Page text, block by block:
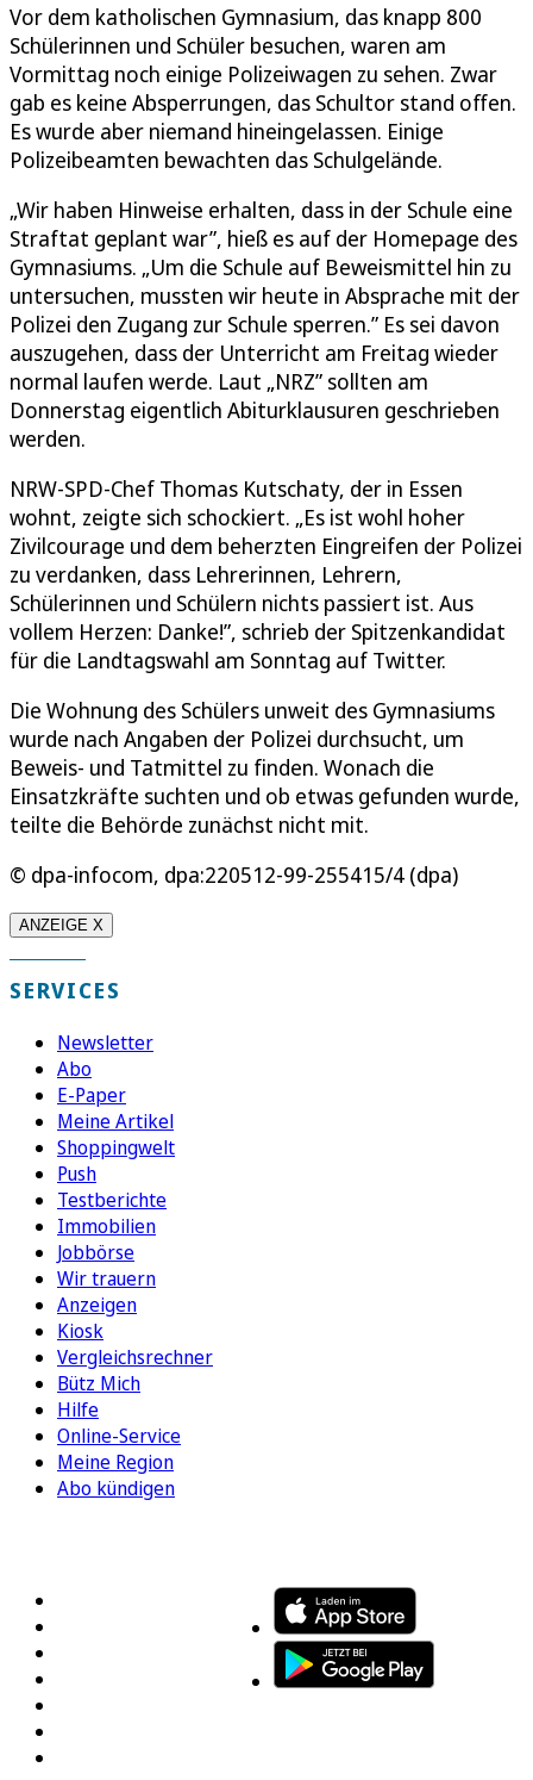
Vor dem katholischen Gymnasium, das knapp 800
Schülerinnen und Schüler besuchen, waren am
Vormittag noch einige Polizeiwagen zu sehen. Zwar
gab es keine Absperrungen, das Schultor stand offen.
Es wurde aber niemand hineingelassen. Einige
Polizeibeamten bewachten das Schulgelände.
„Wir haben Hinweise erhalten, dass in der Schule eine
Straftat geplant war”, hieß es auf der Homepage des
Gymnasiums. „Um die Schule auf Beweismittel hin zu
untersuchen, mussten wir heute in Absprache mit der
Polizei den Zugang zur Schule sperren.” Es sei davon
auszugehen, dass der Unterricht am Freitag wieder
normal laufen werde. Laut „NRZ” sollten am
Donnerstag eigentlich Abiturklausuren geschrieben
werden.
NRW-SPD-Chef Thomas Kutschaty, der in Essen
wohnt, zeigte sich schockiert. „Es ist wohl hoher
Zivilcourage und dem beherzten Eingreifen der Polizei
zu verdanken, dass Lehrerinnen, Lehrern,
Schülerinnen und Schülern nichts passiert ist. Aus
vollem Herzen: Danke!”, schrieb der Spitzenkandidat
für die Landtagswahl am Sonntag auf Twitter.
Die Wohnung des Schülers unweit des Gymnasiums
wurde nach Angaben der Polizei durchsucht, um
Beweis- und Tatmittel zu finden. Wonach die
Einsatzkräfte suchten und ob etwas gefunden wurde,
teilte die Behörde zunächst nicht mit.
© dpa-infocom, dpa:220512-99-255415/4 (dpa)
ANZEIGE X
SERVICES
Newsletter
Abo
E-Paper
Meine Artikel
Shoppingwelt
Push
Testberichte
Immobilien
Jobbörse
Wir trauern
Anzeigen
Kiosk
Vergleichsrechner
Bütz Mich
Hilfe
Online-Service
Meine Region
Abo kündigen